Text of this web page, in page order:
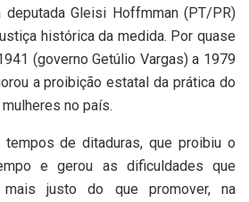
deputada Gleisi Hoffmman (PT/PR)
histórica da medida. Por quase
(governo Getúlio Vargas) a 1979
a proibição estatal da prática do
no país.
de ditaduras, que proibiu o
e gerou as dificuldades que
mais justo do que promover, na